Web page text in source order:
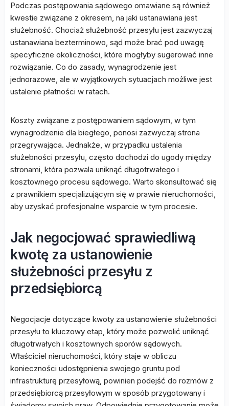
Podczas postępowania sądowego omawiane są również
kwestie związane z okresem, na jaki ustanawiana jest
służebność. Chociaż służebność przesyłu jest zazwyczaj
ustanawiana bezterminowo, sąd może brać pod uwagę
specyficzne okoliczności, które mogłyby sugerować inne
rozwiązanie. Co do zasady, wynagrodzenie jest
jednorazowe, ale w wyjątkowych sytuacjach możliwe jest
ustalenie płatności w ratach.
Koszty związane z postępowaniem sądowym, w tym
wynagrodzenie dla biegłego, ponosi zazwyczaj strona
przegrywająca. Jednakże, w przypadku ustalenia
służebności przesyłu, często dochodzi do ugody między
stronami, która pozwala uniknąć długotrwałego i
kosztownego procesu sądowego. Warto skonsultować się
z prawnikiem specjalizującym się w prawie nieruchomości,
aby uzyskać profesjonalne wsparcie w tym procesie.
Jak negocjować sprawiedliwą
kwotę za ustanowienie
służebności przesyłu z
przedsiębiorcą
Negocjacje dotyczące kwoty za ustanowienie służebności
przesyłu to kluczowy etap, który może pozwolić uniknąć
długotrwałych i kosztownych sporów sądowych.
Właściciel nieruchomości, który staje w obliczu
konieczności udostępnienia swojego gruntu pod
infrastrukturę przesyłową, powinien podejść do rozmów z
przedsiębiorcą przesyłowym w sposób przygotowany i